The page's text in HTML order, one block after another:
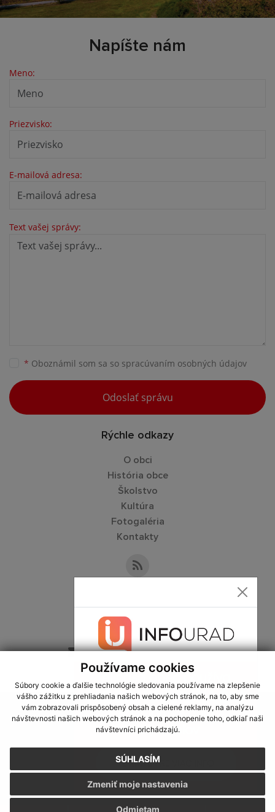
Používame cookies
Súbory cookie a ďalšie technológie sledovania používame na zlepšenie
vášho zážitku z prehliadania našich webových stránok, na to, aby sme
vám zobrazovali prispôsobený obsah a cielené reklamy, na analýzu
návštevnosti našich webových stránok a na pochopenie toho, odkiaľ naši
návštevníci prichádzajú.
SÚHLASÍM
Odmietam
Zmeniť moje nastavenia
Napíšte nám
Meno:
Priezvisko:
E-mailová adresa:
Text vašej správy:
* Oboznámil som sa so spracúvaním osobných údajov
Odoslať správu
Rýchle odkazy
O obci
História obce
Školstvo
Kultúra
Fotogaléria
Kontakty
+421 36 749 13 33
sekretariat@obecslatina.sk
využite možnosť získavania aktuálnych informácií s využitím RSS
CMS systém (redakčný) systém ECHELON 2,Mapa stránok,web portál
webex.digital, s.r.o.,domény,registrácia domény
Posledná aktualizácia:24.07.2026
Vytlačiť stránku|Vyhlásenie o prístupnosti